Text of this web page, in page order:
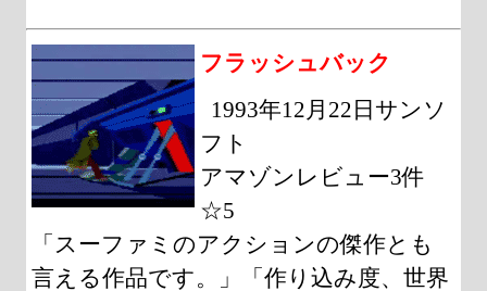
フラッシュバック
1993年12月22日サンソ
フト
アマゾンレビュー3件
☆5
「スーファミのアクションの傑作とも
言える作品です。」「作り込み度、世界